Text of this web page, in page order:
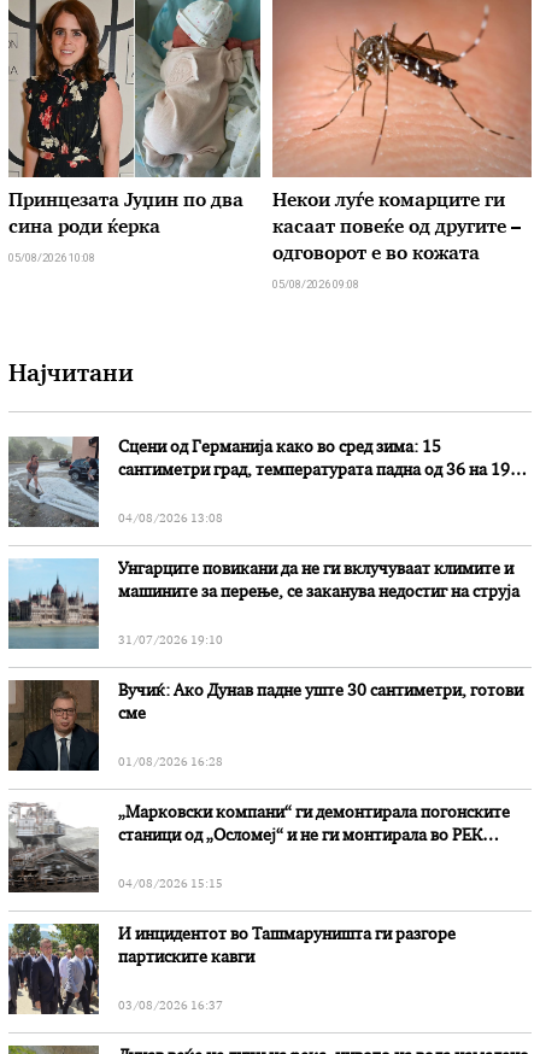
Принцезата Јуџин по два
сина роди ќерка
05/08/2026 10:08
Hекои луѓе комарците ги
касаат повеќе од другите –
одговорот е во кожата
05/08/2026 09:08
Најчитани
Сцени од Германија како во сред зима: 15
сантиметри град, температурата падна од 36 на 19
04/08/2026 13:08
Унгарците повикани да не ги вклучуваат климите и
машините за перење, се заканува недостиг на струја
31/07/2026 19:10
Вучиќ: Ако Дунав падне уште 30 сантиметри, готови
сме
01/08/2026 16:28
„Марковски компани“ ги демонтирала погонските
станици од „Осломеј“ и не ги монтирала во РЕК
04/08/2026 15:15
И инцидентот во Ташмаруништa ги разгоре
партиските кавги
03/08/2026 16:37